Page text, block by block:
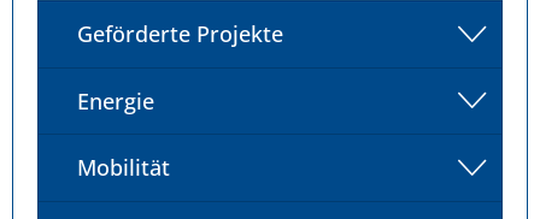
Geförderte Projekte
Energie
Mobilität